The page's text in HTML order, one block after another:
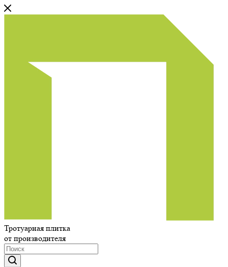
Тротуарная плитка
от производителя